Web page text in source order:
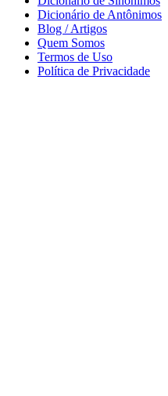
Dicionário de Antônimos
Blog / Artigos
Quem Somos
Termos de Uso
Política de Privacidade